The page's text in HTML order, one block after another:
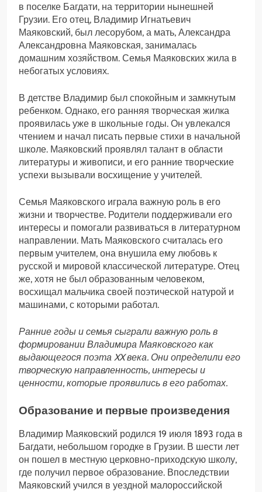
в поселке Багдати, на территории нынешней
Грузии. Его отец, Владимир Игнатьевич
Маяковский, был лесорубом, а мать, Александра
Александровна Маяковская, занималась
домашним хозяйством. Семья Маяковских жила в
небогатых условиях.
В детстве Владимир был спокойным и замкнутым
ребенком. Однако, его ранняя творческая жилка
проявилась уже в школьные годы. Он увлекался
чтением и начал писать первые стихи в начальной
школе. Маяковский проявлял талант в области
литературы и живописи, и его ранние творческие
успехи вызывали восхищение у учителей.
Семья Маяковского играла важную роль в его
жизни и творчестве. Родители поддерживали его
интересы и помогали развиваться в литературном
направлении. Мать Маяковского считалась его
первым учителем, она внушила ему любовь к
русской и мировой классической литературе. Отец
же, хотя не был образованным человеком,
восхищал мальчика своей поэтической натурой и
машинами, с которыми работал.
Ранние годы и семья сыграли важную роль в
формировании Владимира Маяковского как
выдающегося поэта XX века. Они определили его
творческую направленность, интересы и
ценности, которые проявились в его работах.
Образование и первые произведения
Владимир Маяковский родился 19 июля 1893 года в
Багдати, небольшом городке в Грузии. В шести лет
он пошел в местную церковно-приходскую школу,
где получил первое образование. Впоследствии
Маяковский учился в уездной малороссийской